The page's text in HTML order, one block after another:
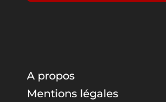
A propos
Mentions légales